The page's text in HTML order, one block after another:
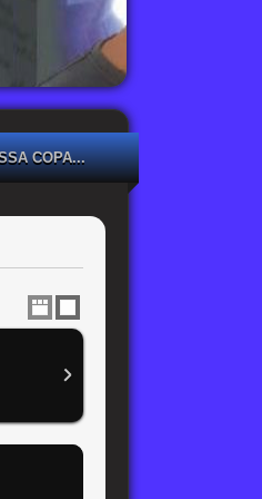
COPA...